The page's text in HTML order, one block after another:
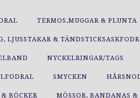
TERMOS,MUGGAR & PLUNTA
LJUSSTAKAR &
NYCKELRINGAR/TAGS
SMYCKEN
& BÖCKER MÖSSOR, BANDANAS &